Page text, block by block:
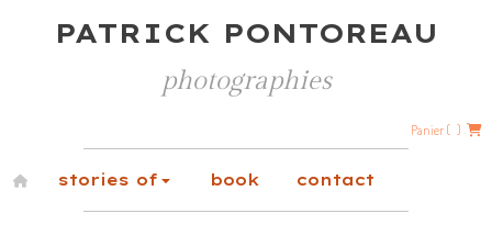
PATRICK PONTOREAU
photographies
Panier ( )
stories of book contact